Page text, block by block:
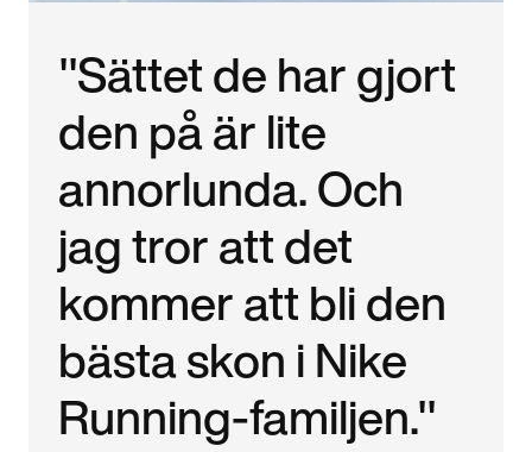
"Sättet de har gjort
den på är lite
annorlunda. Och
jag tror att det
kommer att bli den
bästa skon i Nike
Running-familjen."